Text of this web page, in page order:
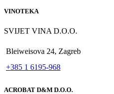
VINOTEKA
SVIJET VINA D.O.O.
Bleiweisova 24, Zagreb
+385 1 6195-968
ACROBAT D&M D.O.O.